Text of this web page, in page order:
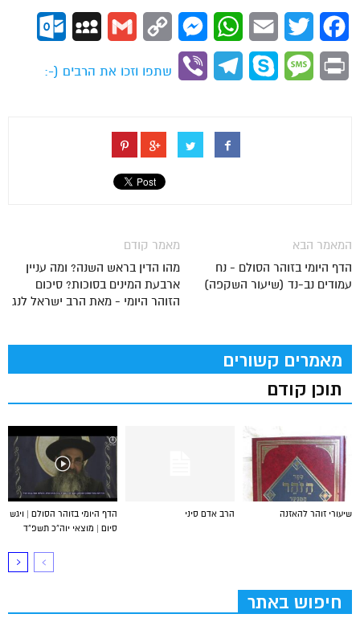
Facebook
Twitter
Email
WhatsApp
Messenger
Copy
Gmail
MySpace
Print
Message
Skype
Telegram
Viber
שתפו וזכו את הרבים (-:
מאמר קודם
מהו הדין בראש השנה? ומה עניין
ארבעת המינים בסוכות? סיכום
הזוהר היומי - מאת הרב ישראל לנג
המאמר הבא
הדף היומי בזוהר הסולם - נח
עמודים נב-נד (שיעור השקפה)
מאמרים קשורים
תוכן קודם
הדף היומי בזוהר הסולם | ויגש
סיום | מוצאי יוה”כ תשפ”ד
הרב אדם סיני שיעורי זוהר להאזנה
חיפוש באתר